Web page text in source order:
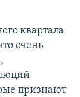
квартала
очень
признают